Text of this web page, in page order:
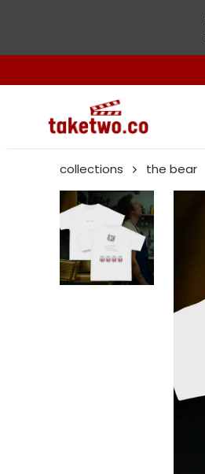
collections the bear